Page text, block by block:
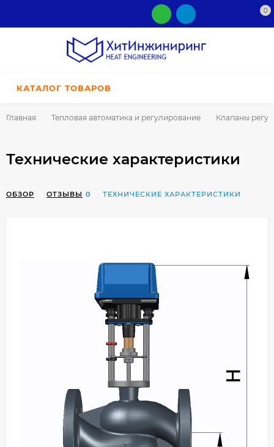
0
КАТАЛОГ ТОВАРОВ
Главная Тепловая автоматика и регулирование Клапаны
Технические характеристики
ОБЗОР ОТЗЫВЫ 0 ТЕХНИЧЕСКИЕ ХАРАКТЕРИСТИКИ